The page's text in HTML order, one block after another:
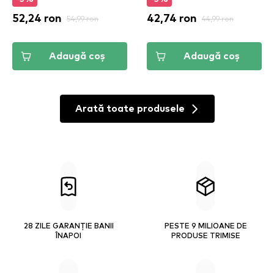
52,24 ron 54,99 ron
Adaugă coș
42,74 ron 44,99 ron
Adaugă coș
Arată toate produsele
28 ZILE GARANȚIE BANII
ÎNAPOI
PESTE 9 MILIOANE DE
PRODUSE TRIMISE